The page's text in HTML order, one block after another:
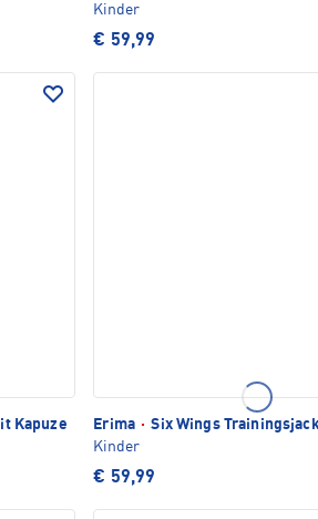
Kinder
€ 59,99
Kapuze
Erima · Six Wings
Kinder
€ 59,99